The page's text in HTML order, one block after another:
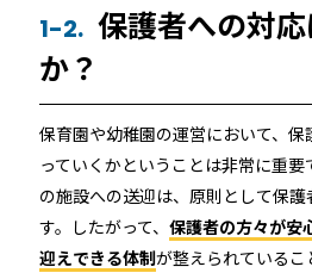
1-2. 保護者への対
か？
保育園や幼稚園の運営において、
っていくかということは非常に重
の施設への送迎は、原則として保
す。したがって、 保護者の方々が安
迎えできる体制が整えられている
レンタルスペース
店舗
オフィス
公共施設
中部
近畿
中国